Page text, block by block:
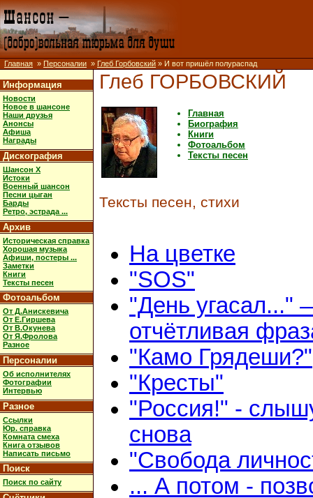
Главная » Персоналии » Глеб Горбовский » И вот пришёл полураспад
Информация
Новости
Новое в шансоне
Наши друзья
Анонсы
Афиша
Награды
Дискография
Шансон X
Истоки
Военный шансон
Песни цыган
Барды
Ретро, эстрада ...
Архив
Историческая справка
Хорошая музыка
Афиши, постеры ...
Заметки
Книги
Тексты песен
Фотоальбом
От Д.Анискевича
От Е.Гиршева
От В.Окунева
От Я.Фролова
Разное
Персоналии
Об исполнителях
Фотографии
Интервью
Разное
Ссылки
Юр. справка
Комната смеха
Книга отзывов
Написать письмо
Поиск
Поиск по сайту
Глеб ГОРБОВСКИЙ
Главная
Биография
Книги
Фотоальбом
Тексты песен
Тексты песен, стихи
На цветке
"SOS"
"День угасал..."
отчётливая
"Камо Грядеши?"
"Кресты"
"Россия!" -
снова
"Свобода
... А потом -